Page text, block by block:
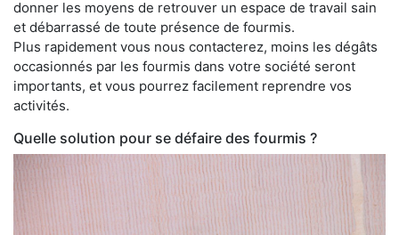
donner les moyens de retrouver un espace de travail sain
et débarrassé de toute présence de fourmis.
Plus rapidement vous nous contacterez, moins les dégâts
occasionnés par les fourmis dans votre société seront
importants, et vous pourrez facilement reprendre vos
activités.
Quelle solution pour se défaire des fourmis ?